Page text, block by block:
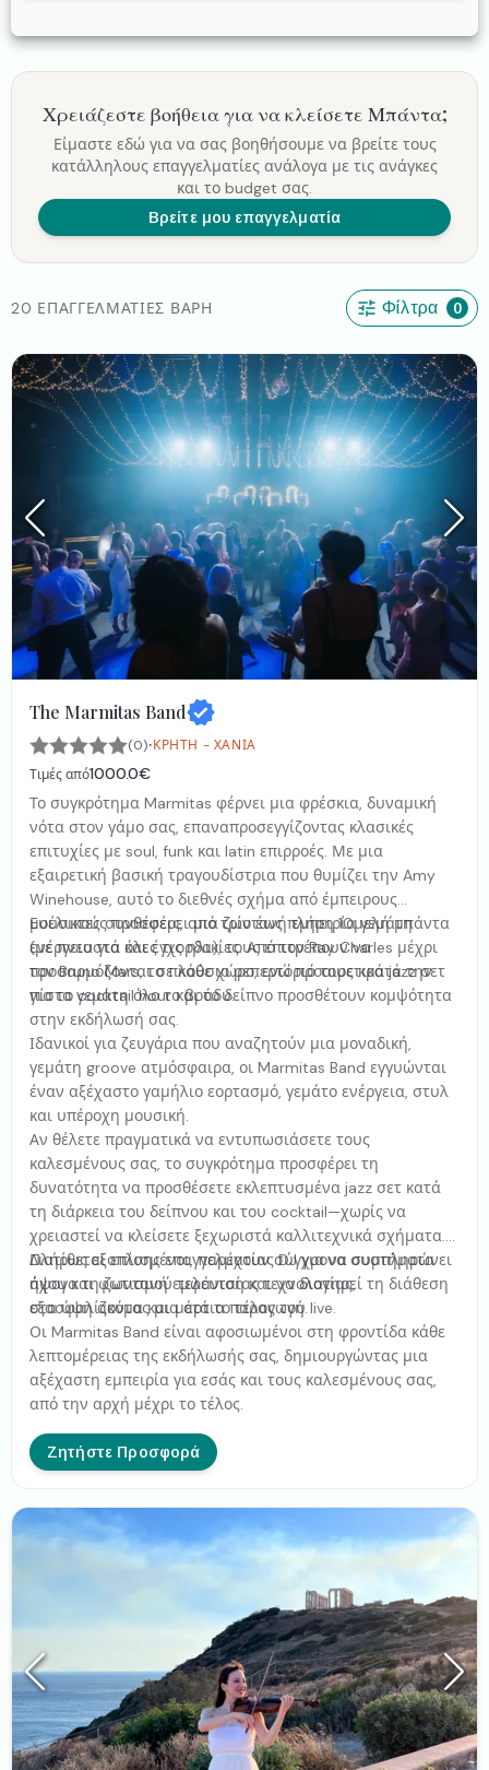
Χρειάζεστε βοήθεια για να κλείσετε Μπάντα;
Είμαστε εδώ για να σας βοηθήσουμε να βρείτε τους
κατάλληλους επαγγελματίες ανάλογα με τις ανάγκες
και το budget σας.
Βρείτε μου επαγγελματία
20 ΕΠΑΓΓΕΛΜΑΤΊΕΣ ΒΆΡΗ Φίλτρα 0
The Marmitas Band
(0)·ΚΡΉΤΗ - ΧΑΝΙΆ
Τιμές από1000.0€
Το συγκρότημα Marmitas φέρνει μια φρέσκια, δυναμική
νότα στον γάμο σας, επαναπροσεγγίζοντας κλασικές
επιτυχίες με soul, funk και latin επιρροές. Με μια
εξαιρετική βασική τραγουδίστρια που θυμίζει την Amy
Winehouse, αυτό το διεθνές σχήμα από έμπειρους
μουσικούς προσφέρει μια ζωντανή εμπειρία γεμάτη
ενέργεια για όλες τις ηλικίες. Από τον Ray Charles μέχρι
τον Bruno Mars, το πλούσιο ρεπερτόριό τους κρατά την
πίστα γεμάτη όλο το βράδυ.
Ευέλικτες συνθέσεις, από τρίο έως πλήρη 10μελή μπάντα
(με πνευστά και έγχορδα), τους επιτρέπουν να
προσαρμόζονται σε κάθε χώρο, ενώ προαιρετικά jazz σετ
για το cocktail hour και το δείπνο προσθέτουν κομψότητα
στην εκδήλωσή σας.
Ιδανικοί για ζευγάρια που αναζητούν μια μοναδική,
γεμάτη groove ατμόσφαιρα, οι Marmitas Band εγγυώνται
έναν αξέχαστο γαμήλιο εορτασμό, γεμάτο ενέργεια, στυλ
και υπέροχη μουσική.
Αν θέλετε πραγματικά να εντυπωσιάσετε τους
καλεσμένους σας, το συγκρότημα προσφέρει τη
δυνατότητα να προσθέσετε εκλεπτυσμένα jazz σετ κατά
τη διάρκεια του δείπνου και του cocktail—χωρίς να
χρειαστεί να κλείσετε ξεχωριστά καλλιτεχνικά σχήματα.
Διατίθεται επίσης επαγγελματίας DJ για να συμπληρώνει
άψογα τη ζωντανή εμφάνιση και να διατηρεί τη διάθεση
στα ύψη ακόμα και μετά το τέλος του live.
Πλήρως εξοπλισμένοι, παρέχουν σύγχρονα συστήματα
ήχου και φωτισμού τελευταίας τεχνολογίας,
εξασφαλίζοντας μια άρτια παραγωγή.
Οι Marmitas Band είναι αφοσιωμένοι στη φροντίδα κάθε
λεπτομέρειας της εκδήλωσής σας, δημιουργώντας μια
αξέχαστη εμπειρία για εσάς και τους καλεσμένους σας,
από την αρχή μέχρι το τέλος.
Ζητήστε Προσφορά